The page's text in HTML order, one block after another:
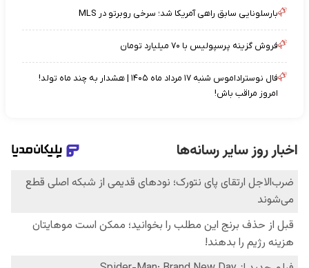
بارسلونایی سابق راهی آمریکا شد؛ سرخی روبرتو در MLS
فروش گزینه پرسپولیس با ۷۰ میلیارد تومان
فال نوستراداموس شنبه ۱۷ مرداد ماه ۱۴۰۵ | هشدار به چند ماه تولد!
امروز مراقب باش!